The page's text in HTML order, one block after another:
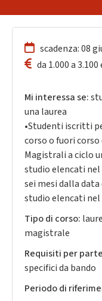
scadenza: 08
da 1.000 a 3.100
Mi interessa se:
una laurea
•Studenti iscritti
corso o fuori
Magistrali a ciclo
studio elencati nel
sei mesi dalla data
studio elencati nel
Tipo di corso:
magistrale
Requisiti per
specifici da bando
Periodo di